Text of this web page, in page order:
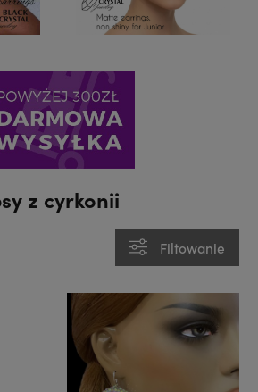
z cyrkonii
Filtowanie